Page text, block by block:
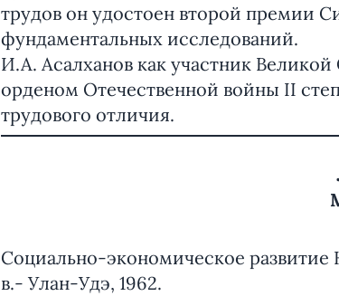
трудов он удостоен второй премии
фундаментальных исследований.
И.А. Асалханов как участник Великой
орденом Отечественной войны II
трудового отличия.
Социально-экономическое
в.- Улан-Удэ, 1962.